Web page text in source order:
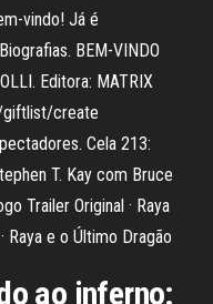
vindo! Já é
BEM-VINDO
Editora: MATRIX
giftlist/create
Cela 213:
T. Kay com Bruce
Trailer Original · Raya
Raya e o Último Dragão
ao inferno: